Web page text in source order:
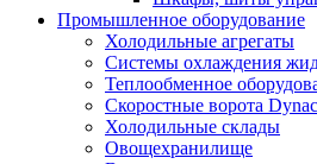
Промышленное оборудование
Холодильные агрегаты
Системы охлаждения
Теплообменное
Скоростные ворота
Холодильные склады
Овощехранилище